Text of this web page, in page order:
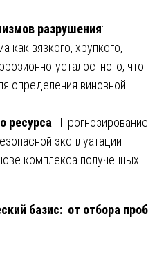
разрушения:
как вязкого, хрупкого,
усталостного, что
определения виновной
ресурса: Прогнозирование
эксплуатации
комплекса полученных
базис: от отбора проб